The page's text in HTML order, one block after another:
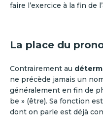
faire l’exercice à la fin de
La place du
Contrairement au
ne précède jamais un
généralement en fin de
be » (être). Sa fonction
dont on parle est déjà